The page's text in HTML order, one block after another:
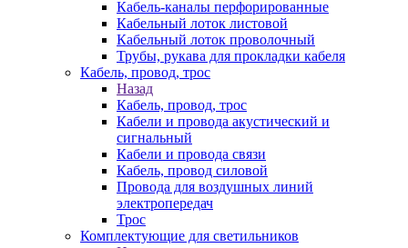
Кабель-каналы перфорированные
Кабельный лоток листовой
Кабельный лоток проволочный
Трубы, рукава для прокладки кабеля
Кабель, провод, трос
Назад
Кабель, провод, трос
Кабели и провода акустический и
сигнальный
Кабели и провода связи
Кабель, провод силовой
Провода для воздушных линий
электропередач
Трос
Комплектующие для светильников